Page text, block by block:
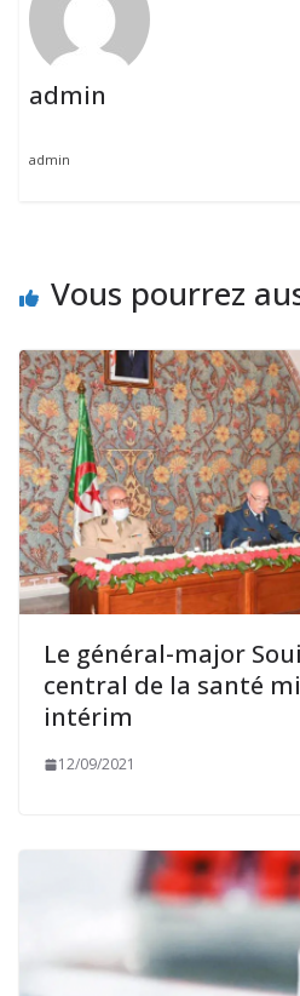
admin
admin
Vous pourrez
Le général-major
central de la santé
intérim
12/09/2021